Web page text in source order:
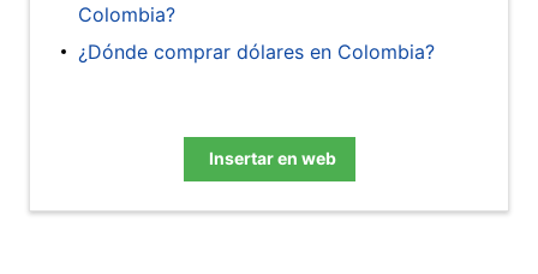
Colombia?
¿Dónde comprar dólares en Colombia?
Insertar en web